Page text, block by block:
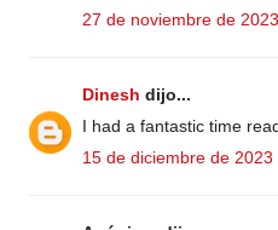
27 de noviembre de
Dinesh dijo...
I had a fantastic time
15 de diciembre de